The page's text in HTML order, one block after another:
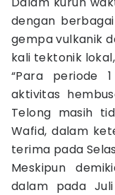
dengan
gempa vulkanik
kali tektonik
“Para periode
aktivitas
Telong masih
Wafid, dalam
terima pada
Meskipun
dalam pada